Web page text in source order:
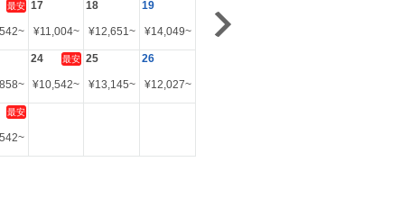
最安
~
17
¥11,004~
18
¥12,651~
19
¥14,049~
~
24 最安
¥10,542~
25
¥13,145~
26
¥12,027~
最安
~